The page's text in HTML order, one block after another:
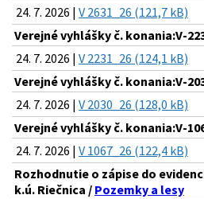
24. 7. 2026 | V 2631_26 (121,7 kB)
Verejné vyhlášky č. konania:V-
24. 7. 2026 | V 2231_26 (124,1 kB)
Verejné vyhlášky č. konania:V-
24. 7. 2026 | V 2030_26 (128,0 kB)
Verejné vyhlášky č. konania:V-
24. 7. 2026 | V 1067_26 (122,4 kB)
Rozhodnutie o zápise do
k.ú. Riečnica / Pozemky a lesy